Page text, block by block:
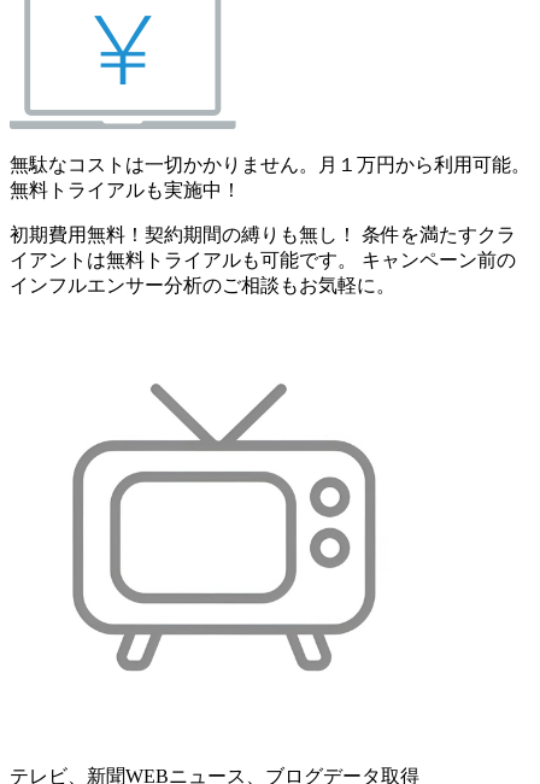
無駄なコストは一切かかりません。月１万円から利用可能。
無料トライアルも実施中！
初期費用無料！契約期間の縛りも無し！ 条件を満たすクラ
イアントは無料トライアルも可能です。 キャンペーン前の
インフルエンサー分析のご相談もお気軽に。
テレビ、新聞WEBニュース、ブログデータ取得